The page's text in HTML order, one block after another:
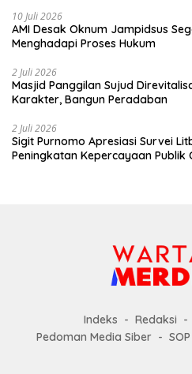
10 Juli 2026
AMI Desak Oknum Jampidsus
Menghadapi Proses Hukum
2 Juli 2026
Masjid Panggilan Sujud
Karakter, Bangun Peradaban
2 Juli 2026
Sigit Purnomo Apresiasi Survei
Peningkatan Kepercayaan Publik
Indeks Redaksi
Pedoman Media Siber